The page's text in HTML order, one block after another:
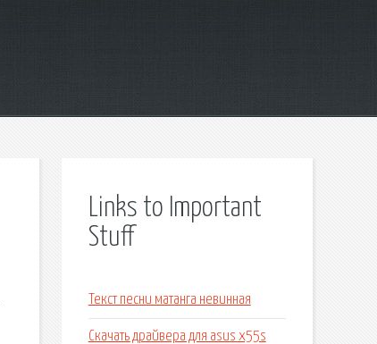
Links to Important
Stuff
Текст песни матанга невинная
Скачать драйвера для asus x55s